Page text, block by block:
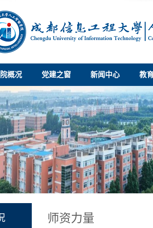
概况 党建之窗 新闻中心 教
师资力量